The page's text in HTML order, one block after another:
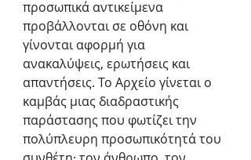
προσωπικά αντικείμενα
προβάλλονται σε οθόνη και
γίνονται αφορμή για
ανακαλύψεις, ερωτήσεις και
απαντήσεις. Το Αρχείο γίνεται ο
καμβάς μιας διαδραστικής
παράστασης που φωτίζει την
πολύπλευρη προσωπικότητά του